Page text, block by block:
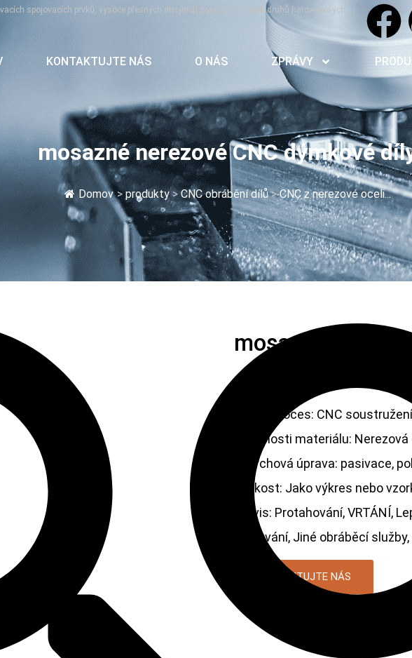
spojovacích prvků, vysoce přesných strojních součástí a všech druhů hardwarových
KONTAKTUJTE NÁS O NÁS ZPRÁVY
mosazné nerezové CNC dýmkové
Domov > produkty > CNC obrábění dílů > CNC z nerezové oceli...
mosazné
mosazné nerezové CNC
Hlavní proces: CNC
Vlastnosti materiálu:
Povrchová úprava: pasivace,
Velikost: Jako výkres nebo
Servis: Protahování, VRTÁNÍ,
Frézování, Jiné obráběcí
KONTAKTUJTE NÁS